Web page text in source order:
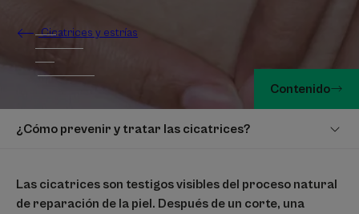
Cicatrices y estrías
Contenido
¿Cómo prevenir y tratar las cicatrices?
Las cicatrices son testigos visibles del proceso natural
de reparación de la piel. Después de un corte, una